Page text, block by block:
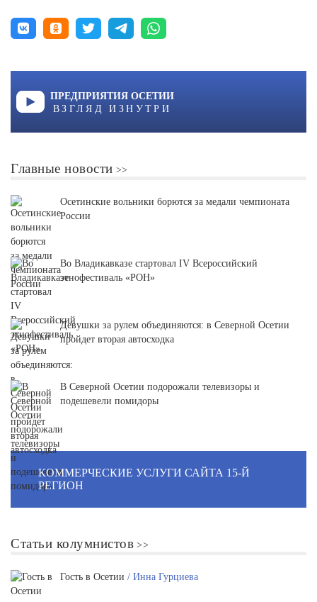
ПРЕДПРИЯТИЯ ОСЕТИИ
ВЗГЛЯД ИЗНУТРИ
Главные новости
Осетинские вольники борются за медали чемпионата
России
Во Владикавказе стартовал IV Всероссийский
этнофестиваль «РОН»
Девушки за рулем объединяются: в Северной Осетии
пройдет вторая автосходка
В Северной Осетии подорожали телевизоры и
подешевели помидоры
КОММЕРЧЕСКИЕ УСЛУГИ САЙТА 15-Й
РЕГИОН
Статьи колумнистов
Гость в Осетии / Инна Гурциева